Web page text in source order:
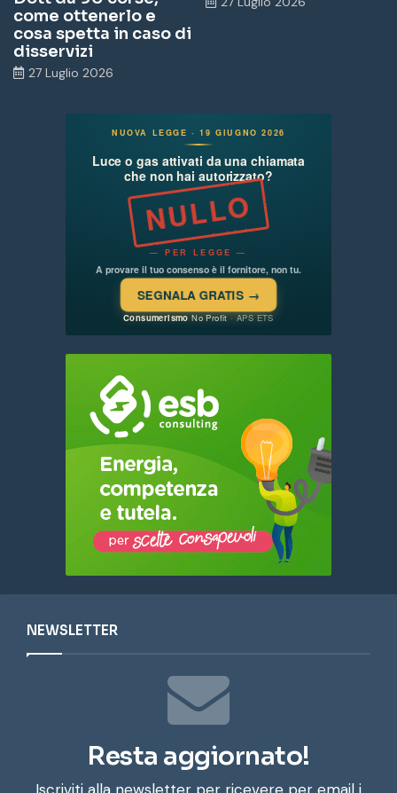
come ottenerlo e
cosa spetta in caso di
disservizi
27 Luglio 2026
NEWSLETTER
Resta aggiornato!